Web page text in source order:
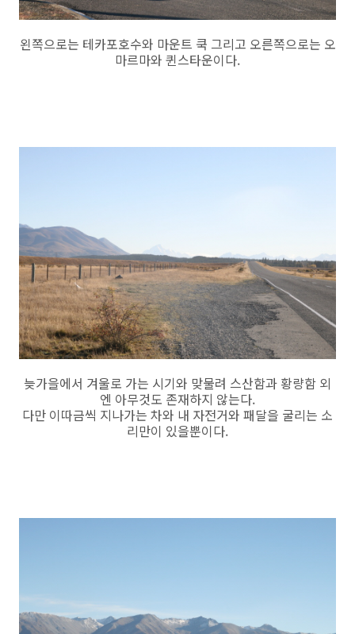
왼쪽으로는 테카포호수와 마운트 쿡 그리고 오른쪽으로는 오
마르마와 퀸스타운이다.
늦가을에서 겨울로 가는 시기와 맞물려 스산함과 황량함 외
엔 아무것도 존재하지 않는다.
다만 이따금씩 지나가는 차와 내 자전거와 패달을 굴리는 소
리만이 있을뿐이다.